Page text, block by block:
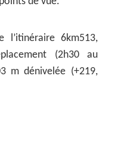
l’itinéraire 6km513,
(2h30 au
m dénivelée (+219,